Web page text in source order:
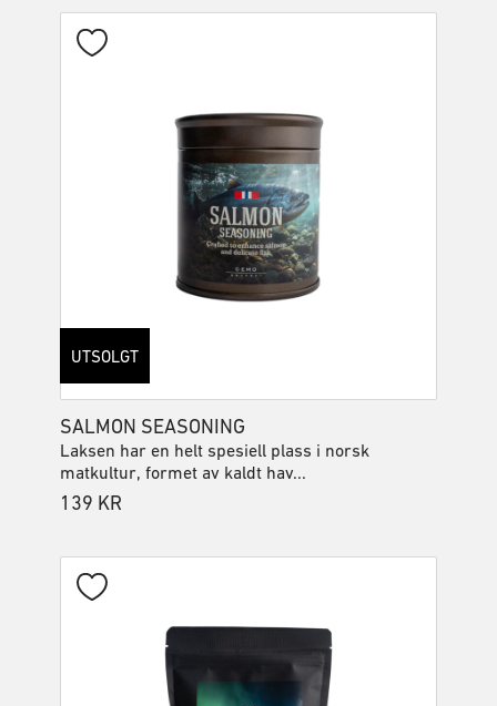
SALMON SEASONING
Laksen har en helt spesiell plass i norsk
matkultur, formet av kaldt hav...
139 KR
UTSOLGT